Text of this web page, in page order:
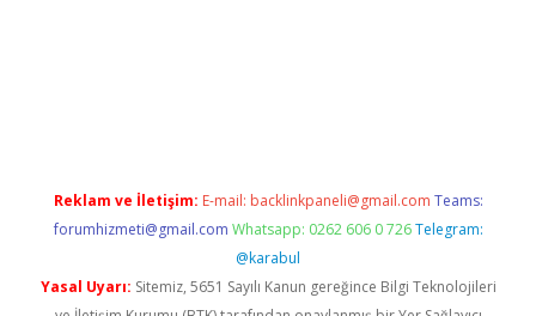
Reklam ve İletişim: E-mail: backlinkpaneli@gmail.com Teams:
forumhizmeti@gmail.com Whatsapp: 0262 606 0 726 Telegram:
@karabul
Yasal Uyarı: Sitemiz, 5651 Sayılı Kanun gereğince Bilgi Teknolojileri